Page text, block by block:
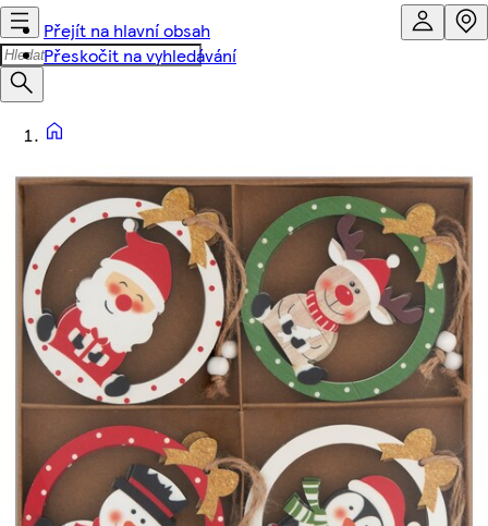
Přejít na hlavní obsah
Přeskočit na vyhledávání